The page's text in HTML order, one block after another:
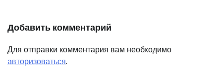
Добавить комментарий
Для отправки комментария вам необходимо
авторизоваться.